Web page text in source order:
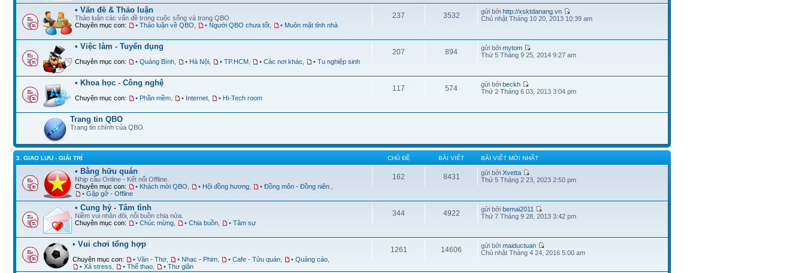
• Vấn đề & Thảo luận
Thảo luận các vấn đề trong cuộc sống và trong QBO.
Chuyên mục con:
• Thảo luận về QBO • Người QBO chưa tốt • Muôn mặt tỉnh nhà
237 3532 gửi bởihttp://xsktdanang.vn
Chủ nhật Tháng 10 20, 2013 10:39 am
• Việc làm - Tuyển dụng
Chuyên mục con: • Quảng Bình • Hà Nội • TP.HCM • Các nơi khác • Tu nghiệp sinh
207 894 gửi bởimytom
Thứ 5 Tháng 9 25, 2014 9:27 am
• Khoa học - Công nghệ
Chuyên mục con: • Phần mềm • Internet • Hi-Tech room
117 574 gửi bởibeckh
Thứ 2 Tháng 6 03, 2013 3:04 pm
Trang tin QBO
Trang tin chính của QBO
3. GIAO LƯU - GIẢI TRÍ CHỦ ĐỀ BÀI VIẾT BÀI VIẾT MỚI NHẤT
• Bằng hữu quán
Nhịp cầu Online - Kết nối Offline.
Chuyên mục con:
• Khách mời QBO • Hội đồng hương • Đồng môn - Đồng niên.
• Gặp gỡ - Offline
162 8431 gửi bởiXvetta
Thứ 5 Tháng 2 23, 2023 2:50 pm
• Cung hỷ - Tâm tình
Niềm vui nhân đôi, nỗi buồn chia nửa.
Chuyên mục con:
• Chúc mừng • Chia buồn • Tâm sự
344 4922 gửi bởibemai2011
Thứ 7 Tháng 9 28, 2013 3:42 pm
• Vui chơi tổng hợp
Chuyên mục con: • Văn - Thơ • Nhạc - Phim • Cafe - Tửu quán • Quảng cáo
• Xả stress
• Thể thao • Thư giãn
1261 14606 gửi bởimaiductuan
Chủ nhật Tháng 4 24, 2016 5:00 am